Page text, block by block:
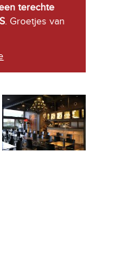
terechte
. Groetjes van